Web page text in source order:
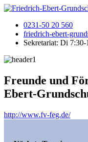
0231-50 20 560
friedrich-ebert-
Sekretariat: Di
Freunde und
Ebert-
http://www.fv-feg.de/